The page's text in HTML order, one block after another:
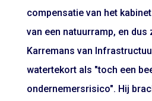
compensatie van het
van een natuurramp, en dus
Karremans van
watertekort als "toch een
ondernemersrisico". Hij